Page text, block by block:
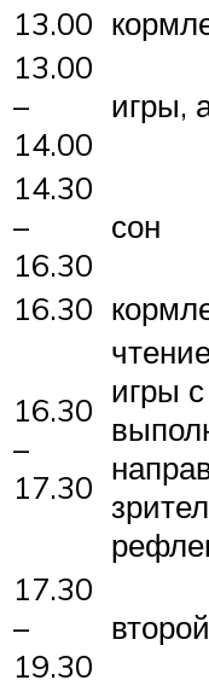
13.00
13.00
–
14.00
игры,
14.30
–
16.30
сон
16.30
16.30
–
17.30
игры
17.30
–
19.30